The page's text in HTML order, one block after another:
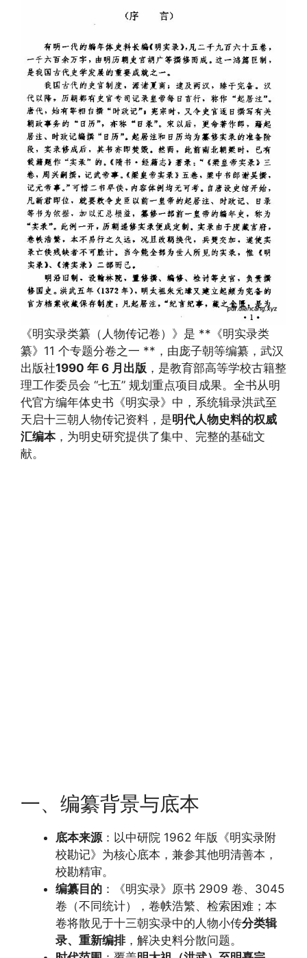
《明实录类纂（人物传记卷）》是 **《明实录类
纂》11 个专题分卷之一 **，由庞子朝等编纂，武汉
出版社1990 年 6 月出版 ，是教育部高等学校古籍整
理工作委员会 “七五” 规划重点项目成果。全书从明
代官方编年体史书《明实录》中，系统辑录洪武至
天启十三朝人物传记资料，是明代人物史料的权威
汇编本，为明史研究提供了集中、完整的基础文
献。
一、编纂背景与底本
底本来源：以中研院 1962 年版《明实录附
校勘记》为核心底本，兼参其他明清善本，
校勘精审。
编纂目的 ：《明实录》原书 2909 卷、3045
卷（不同统计），卷帙浩繁、检索困难；本
卷将散见于十三朝实录中的人物小传分类辑
录、重新编排，解决史料分散问题。